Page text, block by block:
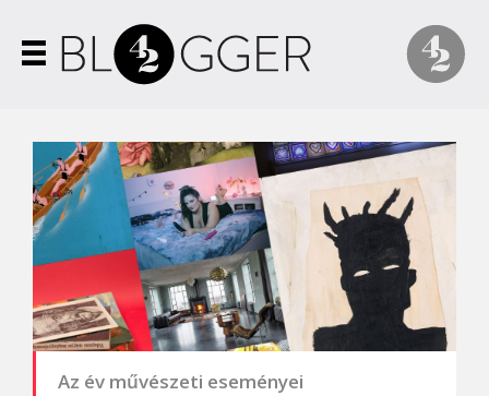
Az év művészeti eseményei